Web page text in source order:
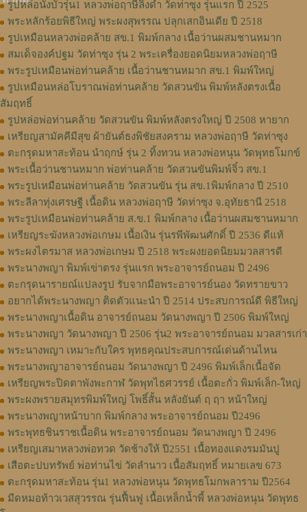
รูปหล่อนั่งบัวรุ่น1 หลวงพ่อฤาษีลิงดำ วัดท่าซุง รุ่นแรก ปี 2525
พระหลักร้อยพิธีใหญ่ พระผงสุพรรณ ปลุกเสกอินเดีย ปี 2518
รูปเหมือนหลวงพ่อคล้าย สข.1 พิมพ์กลาง เนื้อว่านผสมชานหมาก
สมเด็จองค์ปฐม วัดท่าซุง รุ่น 2 พระเครื่องยอดนิยมหลวงพ่อฤาษี
พระรูปเหมือนพ่อท่านคล้าย เนื้อว่านชานหมาก สข.1 พิมพ์ใหญ่
รูปเหมือนหล่อโบราณพ่อท่านคล้าย วัดสวนขัน พิมพ์หลังตรงเนื้อ
สัมฤทธิ์
รูปหล่อพ่อท่านคล้าย วัดสวนขัน พิมพ์หลังตรงใหญ่ ปี 2508 หายาก
เหรียญสามัคคีมีสุข ผ้ายันต์ธงพิชัยสงคราม หลวงพ่อฤาษี วัดท่าซุง
ตะกรุดมหาสะท้อน นำฤกษ์ รุ่น 2 ทิ้งทวน หลวงพ่อหนุน วัดพุทธโมกข์
พระเนื้อว่านชานหมาก พ่อท่านคล้าย วัดสวนขันพิมพ์จิ๋ว สข.1
พระรูปเหมือนพ่อท่านคล้าย วัดสวนขัน รุ่น สข.1พิมพ์กลาง ปี 2510
พระลีลาทุ่งเศรษฐี เนื้อดิน หลวงพ่อฤาษี วัดท่าซุง จ.อุทัยธานี 2518
พระรูปเหมือนพ่อท่านคล้าย ส.ข.1 พิมพ์กลาง เนื้อว่านผสมชานหมาก
เหรียญระฆังหลวงพ่อเกษม เนื้อเงิน รุ่นรพีพัฒนศักดิ์ ปี 2536 ดีแท้
พระผงไตรมาส หลวงพ่อเกษม ปี 2518 พระผงยอดนิยมมวลสารดี
พระนางพญา พิมพ์เข่าตรง รุ่นแรก พระอาจารย์ถนอม ปี 2496
ตะกรุดนารายณ์แปลงรูป รับจากมือพระอาจารย์นอง วัดทรายขาว
อยากได้พระนางพญา ติดตัวแนะนำ ปี 2514 ประสบการณ์ดี พิธีใหญ่
พระนางพญาเนื้อดิน อาจารย์ถนอม วัดนางพญา ปี 2506 พิมพ์ใหญ่
พระนางพญา วัดนางพญา ปี 2506 รุ่น2 พระอาจารย์ถนอม มวลสารเก่า
พระนางพญา เหมาะกับใคร พุทธคุณประสบการณ์เด่นด้านไหน
พระนางพญาอาจารย์ถนอม วัดนางพญา ปี 2496 พิมพ์เล็กเนื้อจัด
เหรียญพระปิดตาพังพะกาฬ วัดพุทไธศวรรย์ เนื้อตะกั่ว พิมพ์เล็ก-ใหญ่
พระผงพรายสมุทรพิมพ์ใหญ่ โพธิ์สั้น หลังยันต์ ฤ ฤา หน้าใหญ่
พระนางพญาหน้าบาก พิมพ์กลาง พระอาจารย์ถนอม ปี2496
พระพุทธชินราชเนื้อดิน พระอาจารย์ถนอม วัดนางพญา ปี 2496
เหรียญเสมาหลวงพ่อทวด วัดช้างให้ ปี2551 เนื้อทองแดงรมมันปู
เสือตะปบทรัพย์ พ่อท่านไข่ วัดลำนาว เนื้อสัมฤทธิ์ หมายเลข 673
ตะกรุดมหาสะท้อน รุ่น1 หลวงพ่อหนุน วัดพุทธโมกพลาราม ปี2564
มีดหมอท้าวเวสสุวรรณ รุ่นฟื้นฟู เนื้อเหล็กน้ำพี้ หลวงพ่อหนุน​ วัด​พุทธ​